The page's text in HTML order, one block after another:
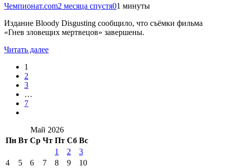
Чемпионат.com2 месяца спустя01 минуты
Издание Bloody Disgusting сообщило, что съёмки фильма
«Гнев зловещих мертвецов» завершены.
Читать далее
1
2
3
…
7
Май 2026
Пн Вт Ср Чт Пт Сб Вс
1
2
3
4
5 6 7 8 9 10